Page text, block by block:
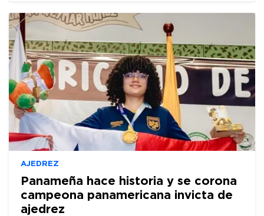
AJEDREZ
Panameña hace historia y se corona
campeona panamericana invicta de
ajedrez